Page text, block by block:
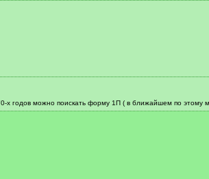
х годов можно поискать форму 1П ( в ближайшем по этому